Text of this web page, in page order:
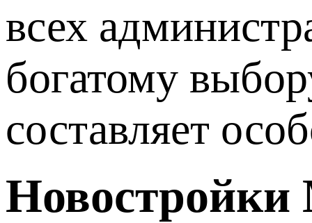
всех
богатому
составляет
Новостройки